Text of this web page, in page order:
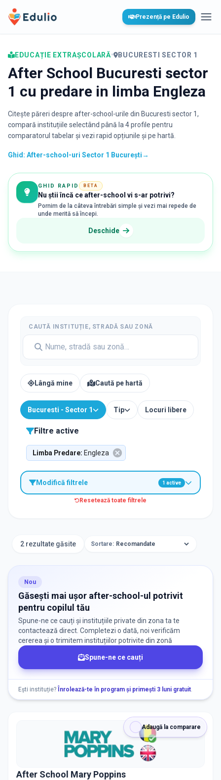
Edulio Prezență pe Edulio
EDUCAȚIE EXTRAȘCOLARĂ• BUCURESTI SECTOR 1
After School Bucuresti sector
1 cu predare in limba Engleza
Citește păreri despre after-school-urile din Bucuresti sector 1,
compară instituțiile selectând până la 4 profile pentru
comparatorul tabelar și vezi rapid opțiunile și pe hartă.
Ghid: After-school-uri Sector 1 București→
GHID RAPID BETA
Nu știi încă ce after-school vi s-ar potrivi?
Pornim de la câteva întrebări simple și vezi mai repede de
unde merită să începi.
Deschide
CAUTĂ INSTITUȚIE, STRADĂ SAU ZONĂ
Lângă mine Caută pe hartă
Bucuresti - Sector 1 Tip Locuri libere
Filtre active
Limba Predare: Engleza
Modifică filtrele 1 active
Resetează toate filtrele
TIP INSTITUȚIE
ORAȘ / ZONĂ Găsește lângă mine
2 rezultate găsite Sortare:
Nou
Găsești mai ușor after-school-ul potrivit
pentru copilul tău
Spune-ne ce cauți și instituțiile private din zona ta te
contactează direct. Completezi o dată, noi verificăm
cererea și o trimitem instituțiilor potrivite din zonă
Spune-ne ce cauți
Ești instituție? Înrolează-te în program și primești 3 luni gratuit.
Adaugă la comparare
After School Mary Poppins